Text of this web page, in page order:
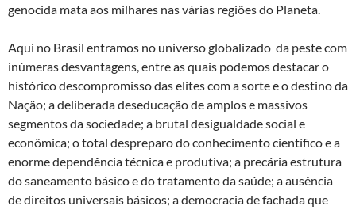
genocida mata aos milhares nas várias regiões do Planeta.
Aqui no Brasil entramos no universo globalizado da peste com
inúmeras desvantagens, entre as quais podemos destacar o
histórico descompromisso das elites com a sorte e o destino da
Nação; a deliberada deseducação de amplos e massivos
segmentos da sociedade; a brutal desigualdade social e
econômica; o total despreparo do conhecimento científico e a
enorme dependência técnica e produtiva; a precária estrutura
do saneamento básico e do tratamento da saúde; a ausência
de direitos universais básicos; a democracia de fachada que